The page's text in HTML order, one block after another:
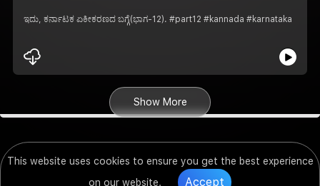
This website uses cookies to ensure you get the best experience
on our website.
Accept
ಇದು, ಕರ್ನಾಟಕ ಏಕೀಕರಣದ ಬಗ್ಗೆ(ಭಾಗ-12). #part12 #kannada #karnataka
Show More